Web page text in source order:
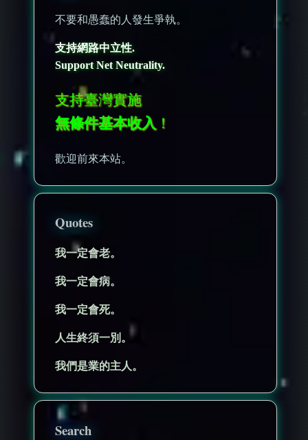
不要和愚蠢的人發生爭執。
支持網路中立性.
Support Net Neutrality.
支持臺灣實施
無條件基本收入 ！
歡迎前來本站。
Quotes
我一定會老。
我一定會病。
我一定會死。
人生終須一別。
我們是業的主人。
Search